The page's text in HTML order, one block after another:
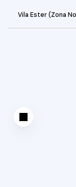
Vila Ester (Zona